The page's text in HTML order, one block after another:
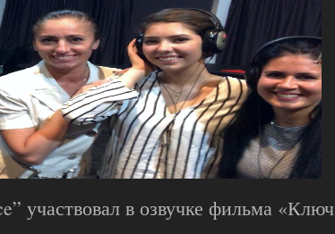
участвовал в озвучке фильма «Ключ